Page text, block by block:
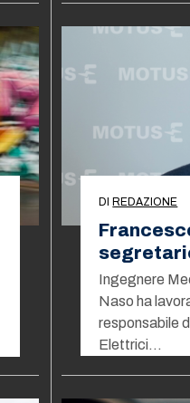
DI REDAZIONE
Ingegnere
Naso ha
responsabile
Elettrici…